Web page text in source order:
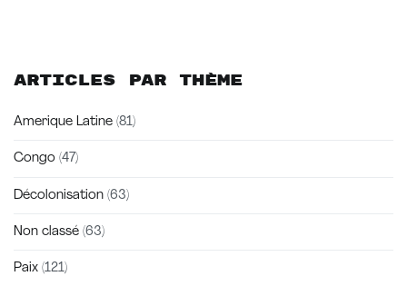
Articles par thème
Amerique Latine (81)
Congo (47)
Décolonisation (63)
Non classé (63)
Paix (121)